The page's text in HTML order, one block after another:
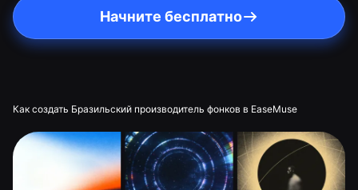
Начните бесплатно
Как создать Бразильский производитель фонков в EaseMuse